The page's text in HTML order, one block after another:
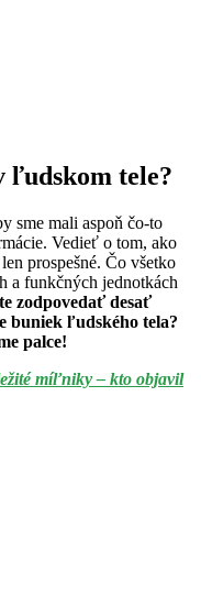
ľudskom tele?
sme mali aspoň čo-to
Vedieť o tom, ako
prospešné. Čo všetko
a funkčných jednotkách
zodpovedať desať
buniek ľudského tela?
palce!
míľniky – kto objavil